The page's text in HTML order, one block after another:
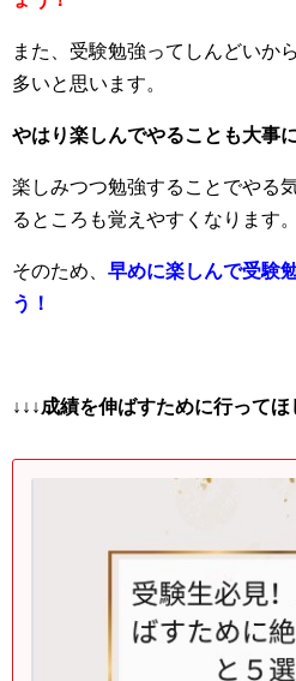
また、受験勉強ってしんどいか
多いと思います。
やはり楽しんでやることも大事
楽しみつつ勉強することでやる
るところも覚えやすくなります。
そのため、 早めに楽しんで受験
う！
↓↓↓成績を伸ばすために行ってほ